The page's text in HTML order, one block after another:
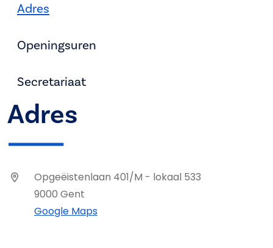
Adres
Openingsuren
Secretariaat
Adres
Opgeëistenlaan 401/M - lokaal 533
9000 Gent
Google Maps